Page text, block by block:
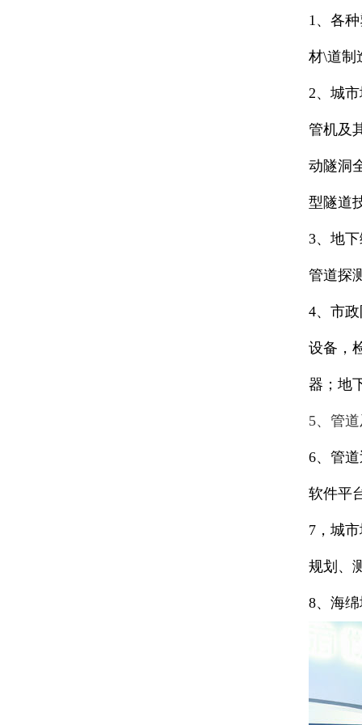
1、各
材\道制
2、城
管机及
动隧洞
型隧道
3、地
管道探
4、市
设备，
器；地
5、管
6、管
软件平
7，城
规划、
8、海